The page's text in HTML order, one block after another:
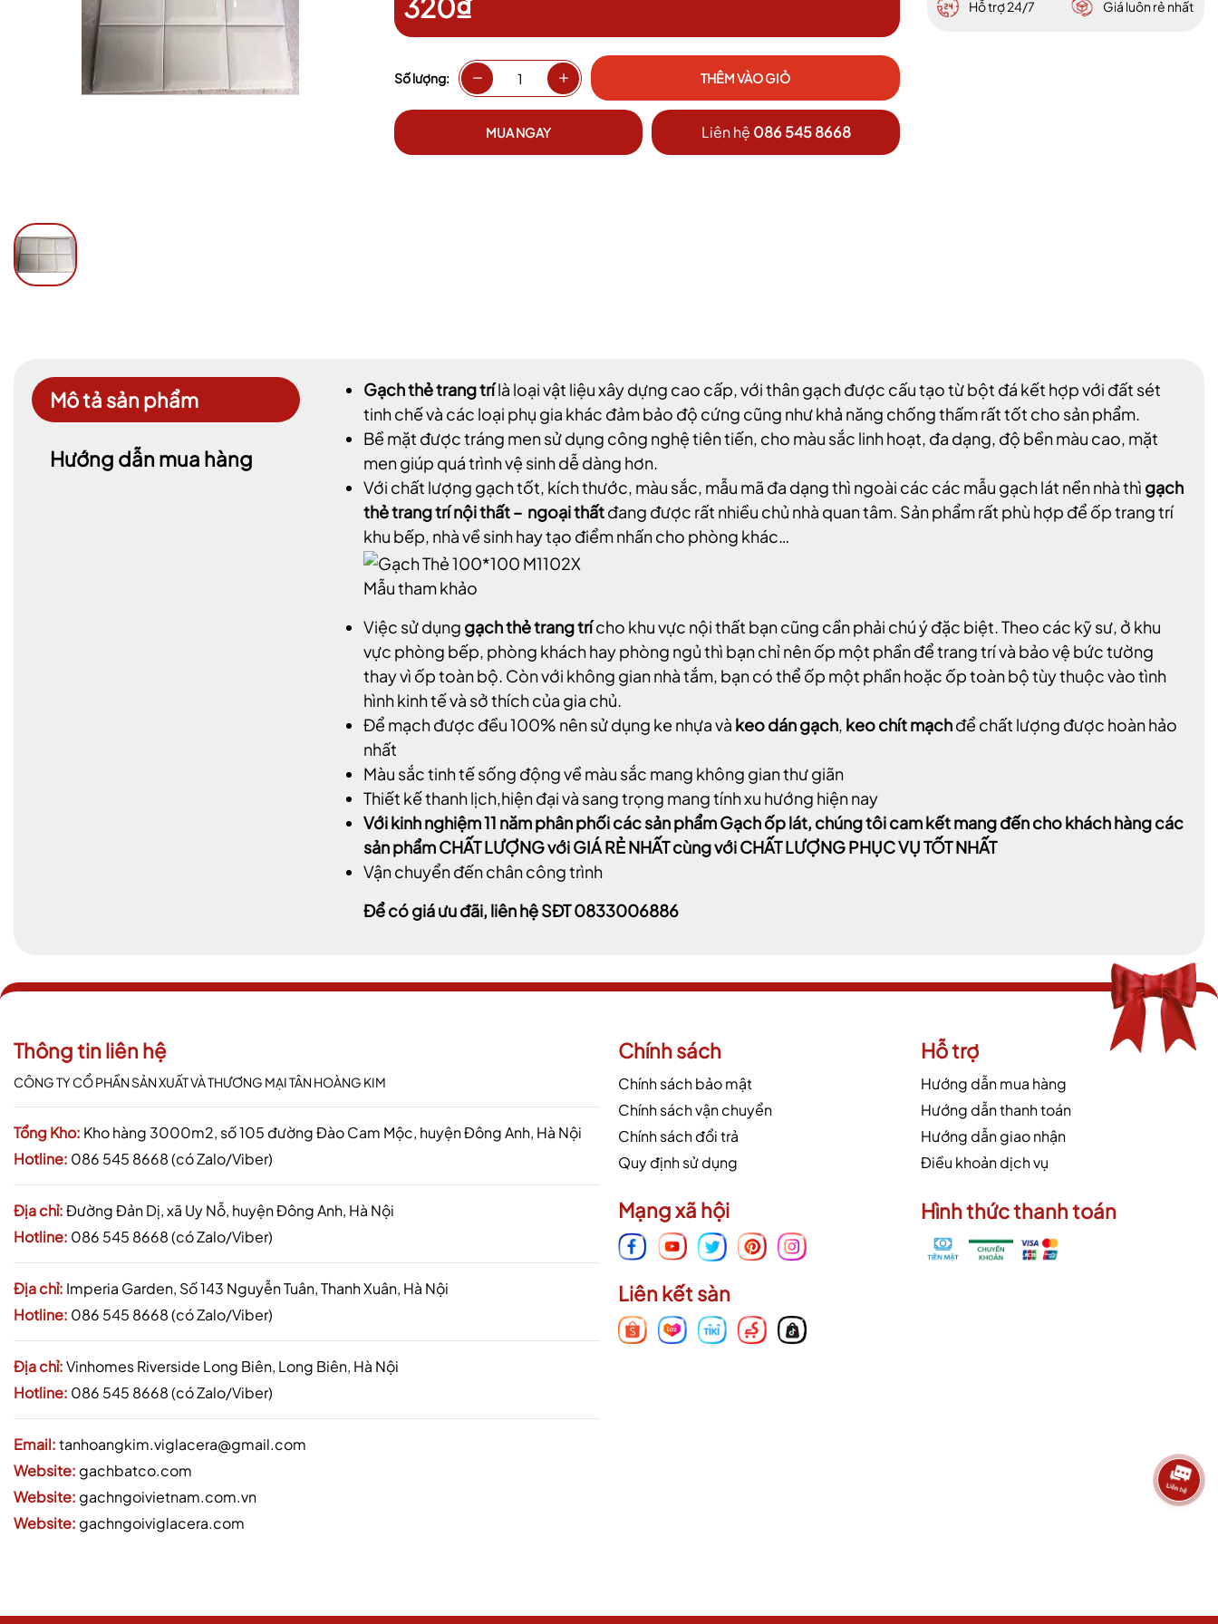
320₫
Số lượng: THÊM VÀO GIỎ
MUA NGAY Liên hệ 086 545 8668
Hỗ trợ 24/7
Giá luôn rẻ nhất
Mô tả sản phẩm
Hướng dẫn mua hàng
Gạch thẻ trang trílà loại vật liệu xây dựng cao cấp, với thân gạch được cấu tạo từ bột đá kết hợp với đất sét
tinh chế và các loại phụ gia khác đảm bảo độ cứng cũng như khả năng chống thấm rất tốt cho sản phẩm.
Bề mặt được tráng men sử dụng công nghệ tiên tiến, cho màu sắc linh hoạt, đa dạng, độ bền màu cao, mặt
men giúp quá trình vệ sinh dễ dàng hơn.
Với chất lượng gạch tốt, kích thước, màu sắc, mẫu mã đa dạng thì ngoài các các mẫu gạch lát nền nhà thì gạch
thẻ trang trí nội thất – ngoại thấtđang được rất nhiều chủ nhà quan tâm. Sản phẩm rất phù hợp để ốp trang trí
khu bếp, nhà về sinh hay tạo điểm nhấn cho phòng khác…
Mẫu tham khảo
Việc sử dụng gạch thẻ trang trícho khu vực nội thất bạn cũng cần phải chú ý đặc biệt. Theo các kỹ sư, ở khu
vực phòng bếp, phòng khách hay phòng ngủ thì bạn chỉ nên ốp một phần để trang trí và bảo vệ bức tường
thay vì ốp toàn bộ. Còn với không gian nhà tắm, bạn có thể ốp một phần hoặc ốp toàn bộ tùy thuộc vào tình
hình kinh tế và sở thích của gia chủ.
Để mạch được đều 100% nên sử dụng ke nhựa và keo dán gạch, keo chít mạchđể chất lượng được hoàn hảo
nhất
Màu sắc tinh tế sống động về màu sắc mang không gian thư giãn
Thiết kế thanh lịch,hiện đại và sang trọng mang tính xu hướng hiện nay
Với kinh nghiệm 11 năm phân phối các sản phẩm Gạch ốp lát, chúng tôi cam kết mang đến cho khách hàng các
sản phẩm CHẤT LƯỢNG với GIÁ RẺ NHẤT cùng với CHẤT LƯỢNG PHỤC VỤ TỐT NHẤT
Vận chuyển đến chân công trình
Để có giá ưu đãi, liên hệ SĐT 0833006886
Thông tin liên hệ
CÔNG TY CỔ PHẦN SẢN XUẤT VÀ THƯƠNG MẠI TÂN HOÀNG KIM
Tổng Kho: Kho hàng 3000m2, số 105 đường Đào Cam Mộc, huyện Đông Anh, Hà Nội
Hotline: 086 545 8668 (có Zalo/Viber)
Địa chỉ:Đường Đản Dị, xã Uy Nỗ, huyện Đông Anh, Hà Nội
Hotline: 086 545 8668 (có Zalo/Viber)
Địa chỉ: Imperia Garden, Số 143 Nguyễn Tuân, Thanh Xuân, Hà Nội
Hotline: 086 545 8668 (có Zalo/Viber)
Địa chỉ:Vinhomes Riverside Long Biên, Long Biên, Hà Nội
Hotline: 086 545 8668 (có Zalo/Viber)
Email:tanhoangkim.viglacera@gmail.com
Website:gachbatco.com
Website:gachngoivietnam.com.vn
Website:gachngoiviglacera.com
Chính sách
Chính sách bảo mật
Chính sách vận chuyển
Chính sách đổi trả
Quy định sử dụng
Hỗ trợ
Hướng dẫn mua hàng
Hướng dẫn thanh toán
Hướng dẫn giao nhận
Điều khoản dịch vụ
Mạng xã hội
Liên kết sàn
Hình thức thanh toán